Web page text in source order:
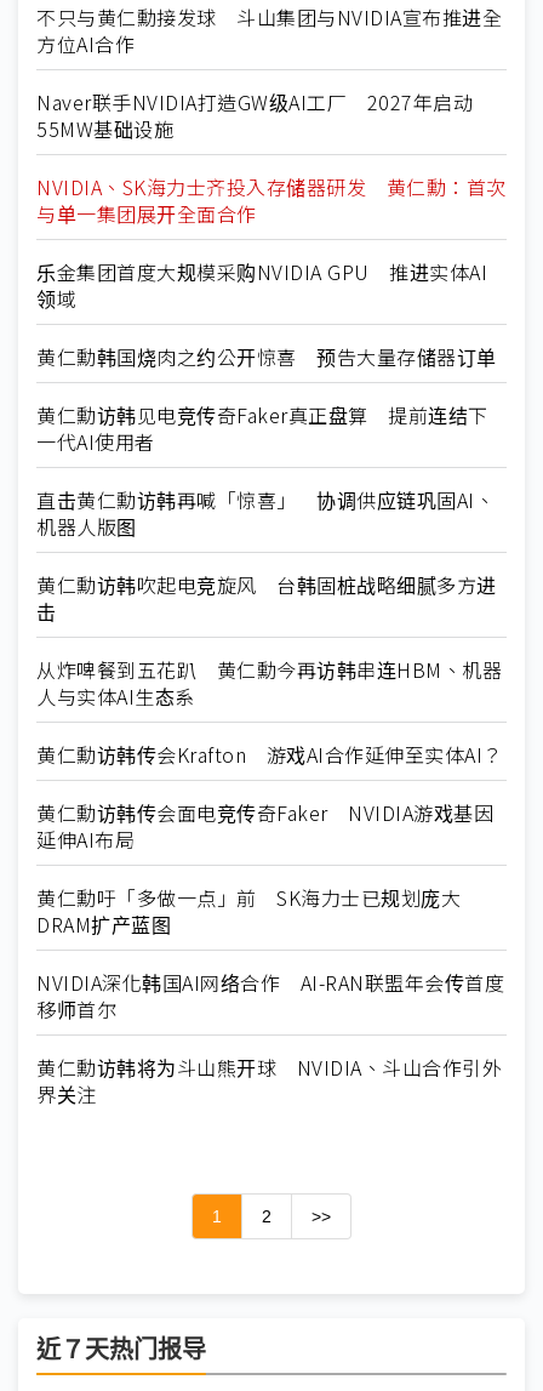
不只与黄仁勳接发球 斗山集团与NVIDIA宣布推进全
方位AI合作
Naver联手NVIDIA打造GW级AI工厂 2027年启动
55MW基础设施
NVIDIA、SK海力士齐投入存储器研发 黄仁勳：首次
与单一集团展开全面合作
乐金集团首度大规模采购NVIDIA GPU 推进实体AI
领域
黄仁勳韩国烧肉之约公开惊喜 预告大量存储器订单
黄仁勳访韩见电竞传奇Faker真正盘算 提前连结下
一代AI使用者
直击黄仁勳访韩再喊「惊喜」 协调供应链巩固AI、
机器人版图
黄仁勳访韩吹起电竞旋风 台韩固桩战略细腻多方进
击
从炸啤餐到五花趴 黄仁勳今再访韩串连HBM、机器
人与实体AI生态系
黄仁勳访韩传会Krafton 游戏AI合作延伸至实体AI？
黄仁勳访韩传会面电竞传奇Faker NVIDIA游戏基因
延伸AI布局
黄仁勳吁「多做一点」前 SK海力士已规划庞大
DRAM扩产蓝图
NVIDIA深化韩国AI网络合作 AI-RAN联盟年会传首度
移师首尔
黄仁勳访韩将为斗山熊开球 NVIDIA、斗山合作引外
界关注
1 2 >>
近７天热门报导